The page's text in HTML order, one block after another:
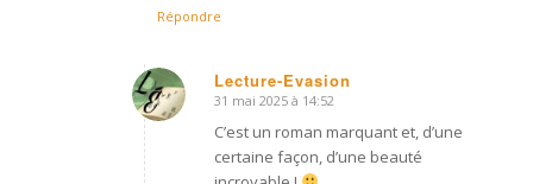
Répondre
Lecture-Evasion
dit
31 mai 2025 à 14:52
C’est un roman marquant et, d’une
certaine façon, d’une beauté